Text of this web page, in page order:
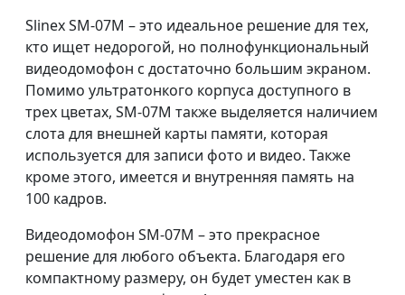
Slinex SМ-07M – это идеальное решение для тех,
кто ищет недорогой, но полнофункциональный
видеодомофон с достаточно большим экраном.
Помимо ультратонкого корпуса доступного в
трех цветах, SМ-07M также выделяется наличием
слота для внешней карты памяти, которая
используется для записи фото и видео. Также
кроме этого, имеется и внутренняя память на
100 кадров.
Видеодомофон SМ-07M – это прекрасное
решение для любого объекта. Благодаря его
компактному размеру, он будет уместен как в